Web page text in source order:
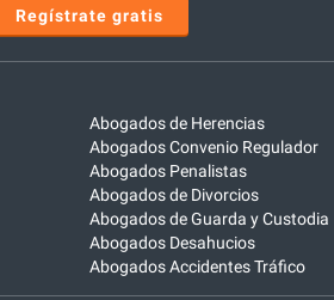
Regístrate gratis
Abogados de Herencias
Abogados Convenio Regulador
Abogados Penalistas
Abogados de Divorcios
Abogados de Guarda y Custodia
Abogados Desahucios
Abogados Accidentes Tráfico